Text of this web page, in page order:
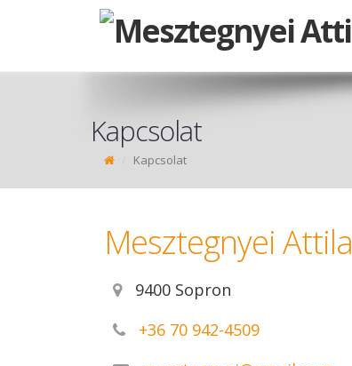
Kapcsolat
Kapcsolat
Mesztegnyei Attila
9400 Sopron
+36 70 942-4509